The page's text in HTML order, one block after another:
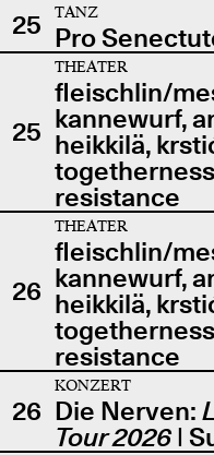
25
TANZ
Pro
25
THEATER
fleischlin/
kannewurf,
heikkilä,
resistance
26
THEATER
fleischlin/
kannewurf,
heikkilä,
resistance
26
KONZERT
Die Nerven:
Tour 2026|